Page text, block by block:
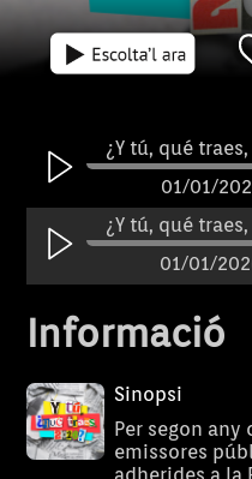
¿Y tú, qué
01/01/
¿Y tú, qué
01/01/
Informació
Sinopsi
Per segon any
emissores